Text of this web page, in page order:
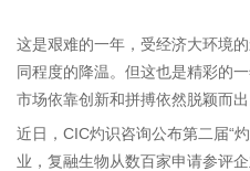
这是艰难的一年，受经济大环境
同程度的降温。但这也是精彩的
市场依靠创新和拼搏依然脱颖而出
近日，CIC灼识咨询公布第二届“
业，复融生物从数百家申请参评